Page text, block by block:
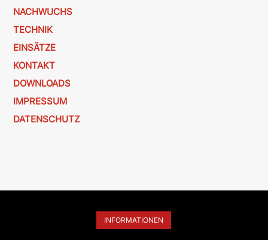
NACHWUCHS
TECHNIK
EINSÄTZE
KONTAKT
DOWNLOADS
IMPRESSUM
DATENSCHUTZ
INFORMATIONEN